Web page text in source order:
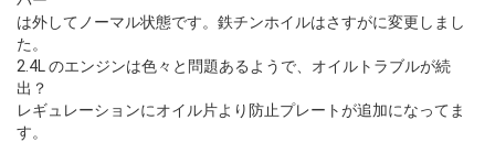
は外してノーマル状態です。鉄チンホイルはさすがに変更しまし
た。
2.4L のエンジンは色々と問題あるようで、オイルトラブルが続
出？
レギュレーションにオイル片より防止プレートが追加になってま
す。